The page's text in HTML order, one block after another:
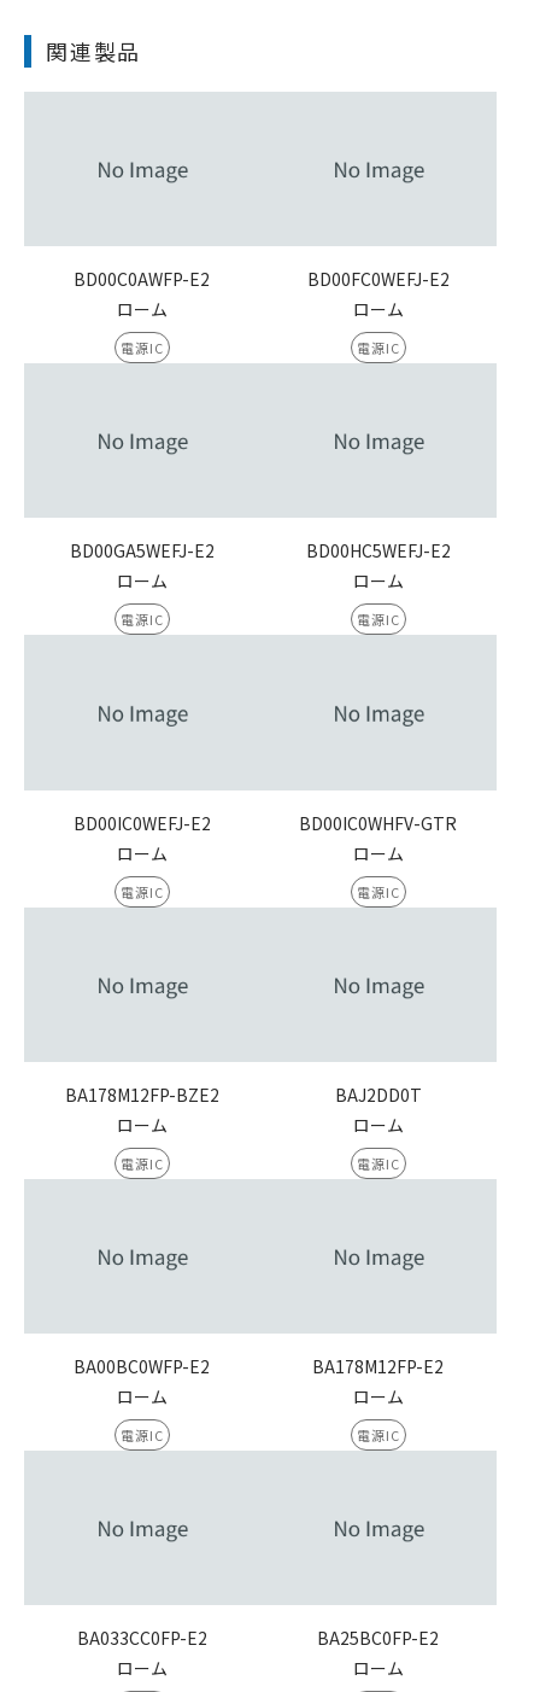
関連製品
BD00C0AWFP-E2
ローム
電源IC
BD00FC0WEFJ-E2
ローム
電源IC
BD00GA5WEFJ-E2
ローム
電源IC
BD00HC5WEFJ-E2
ローム
電源IC
BD00IC0WEFJ-E2
ローム
電源IC
BD00IC0WHFV-GTR
ローム
電源IC
BA178M12FP-BZE2
ローム
電源IC
BAJ2DD0T
ローム
電源IC
BA00BC0WFP-E2
ローム
電源IC
BA178M12FP-E2
ローム
電源IC
BA033CC0FP-E2
ローム
BA25BC0FP-E2
ローム